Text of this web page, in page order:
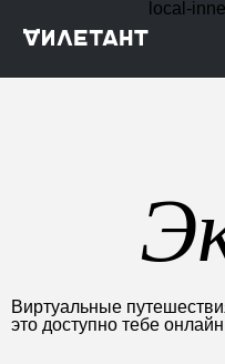
local-
Виртуальные
это доступно тебе